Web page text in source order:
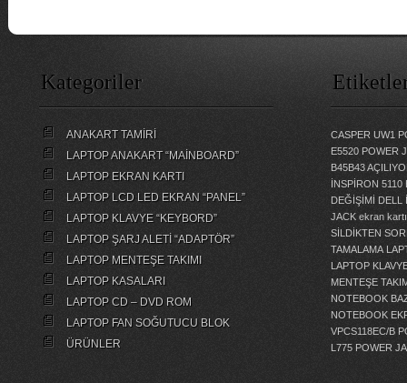
Kategoriler
ANAKART TAMİRİ
LAPTOP ANAKART “MAİNBOARD”
LAPTOP EKRAN KARTI
LAPTOP LCD LED EKRAN “PANEL”
LAPTOP KLAVYE “KEYBORD”
LAPTOP ŞARJ ALETİ “ADAPTÖR”
LAPTOP MENTEŞE TAKIMI
LAPTOP KASALARI
LAPTOP CD – DVD ROM
LAPTOP FAN SOĞUTUCU BLOK
ÜRÜNLER
CASPER UW1
E5520 POWER
B45B43
İNSPİRON
DEĞİŞİMİ
DELL
JACK ekran
SİLDİKTEN
TAMALAMA
LAPTOP
MENTEŞE
NOTEBOOK
NOTEBOOK
VPCS118EC/B
L775 POWER